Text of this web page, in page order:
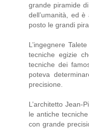
grande piramide
dell’umanità, ed
posto le grandi
L’ingegnere
tecniche egizie
tecniche dei
poteva
precisione.
L’architetto Jean-
le antiche
con grande